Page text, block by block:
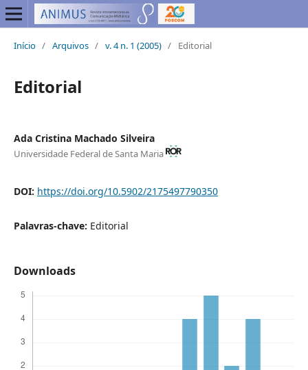
Início / Arquivos / v. 4 n. 1 (2005) / Editorial
Editorial
Ada Cristina Machado Silveira
Universidade Federal de Santa Maria
DOI: https://doi.org/10.5902/2175497790350
Palavras-chave: Editorial
Downloads